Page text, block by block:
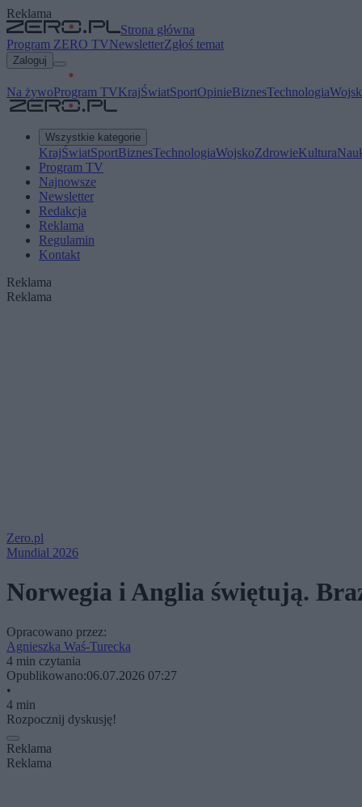
Reklama
Strona główna
Program ZERO TVNewsletterZgłoś temat
Zaloguj
Na żywoProgram TVKrajŚwiatSportOpinieBiznesTechnologia
Wszystkie kategorie
KrajŚwiatSportBiznesTechnologiaWojskoZdrowieKultura
Program TV
Najnowsze
Newsletter
Redakcja
Reklama
Regulamin
Kontakt
Reklama
Reklama
Zero.pl
Mundial 2026
Norwegia i Anglia świętują.
Opracowano przez:
Agnieszka Waś-Turecka
4 min czytania
Opublikowano:06.07.2026 07:27
•
4 min
Rozpocznij dyskusję!
Reklama
Reklama